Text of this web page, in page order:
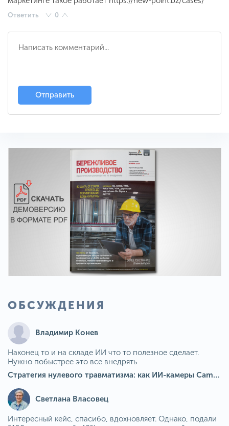
Ответить 0
Отправить
ОБСУЖДЕНИЯ
Владимир Конев
Наконец то и на складе ИИ что то полезное сделает.
Нужно побыстрее это все внедрять
Стратегия нулевого травматизма: как ИИ-камеры Camkord снижают риск наезда на пешехода при работе на погрузчике
Светлана Власовец
Интересный кейс, спасибо, вдохновляет. Однако, подали